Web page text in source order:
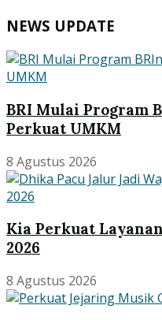
NEWS UPDATE
BRI Mulai Program
Perkuat UMKM
8 Agustus 2026
Kia Perkuat
2026
8 Agustus 2026